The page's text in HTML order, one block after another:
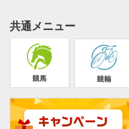
共通メニュー